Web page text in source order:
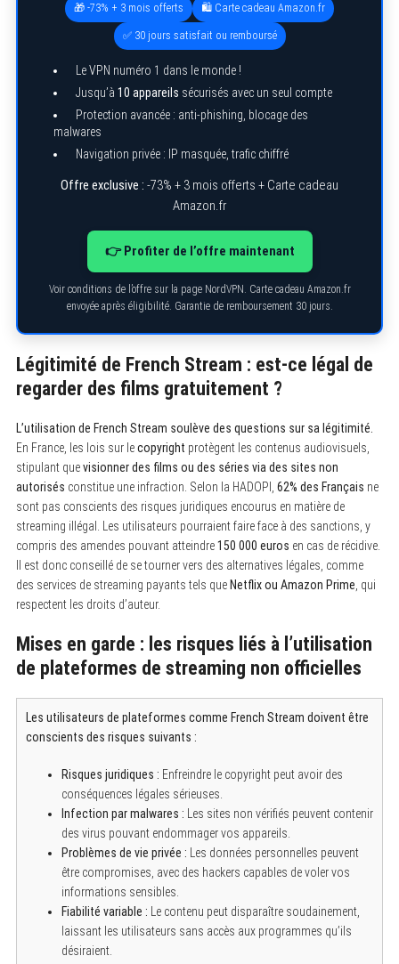
🎁 -73% + 3 mois offerts 🛍️ Carte cadeau Amazon.fr
✅ 30 jours satisfait ou remboursé
Le VPN numéro 1 dans le monde !
Jusqu’à 10 appareils sécurisés avec un seul compte
Protection avancée : anti-phishing, blocage des
malwares
Navigation privée : IP masquée, trafic chiffré
Offre exclusive : -73% + 3 mois offerts + Carte cadeau
Amazon.fr
👉 Profiter de l’offre maintenant
Voir conditions de l’offre sur la page NordVPN. Carte cadeau Amazon.fr
envoyée après éligibilité. Garantie de remboursement 30 jours.
Légitimité de French Stream : est-ce légal de
regarder des films gratuitement ?
L’utilisation de French Stream soulève des questions sur sa légitimité.
En France, les lois sur lecopyright protègent les contenus audiovisuels,
stipulant quevisionner des films ou des séries via des sites non
autorisés constitue une infraction. Selon la HADOPI, 62% des Français ne
sont pas conscients des risques juridiques encourus en matière de
streaming illégal. Les utilisateurs pourraient faire face à des sanctions, y
compris des amendes pouvant atteindre150 000 euros en cas de récidive.
Il est donc conseillé de se tourner vers des alternatives légales, comme
des services de streaming payants tels que Netflix ou Amazon Prime , qui
respectent les droits d’auteur.
Mises en garde : les risques liés à l’utilisation
de plateformes de streaming non officielles
Les utilisateurs de plateformes comme French Stream doivent être
conscients des risques suivants :
Risques juridiques : Enfreindre le copyright peut avoir des
conséquences légales sérieuses.
Infection par malwares : Les sites non vérifiés peuvent contenir
des virus pouvant endommager vos appareils.
Problèmes de vie privée : Les données personnelles peuvent
être compromises, avec des hackers capables de voler vos
informations sensibles.
Fiabilité variable : Le contenu peut disparaître soudainement,
laissant les utilisateurs sans accès aux programmes qu’ils
désiraient.
a
r
f
o
: